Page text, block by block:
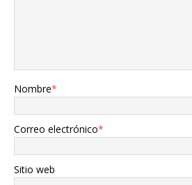
Nombre*
Correo electrónico*
Sitio web